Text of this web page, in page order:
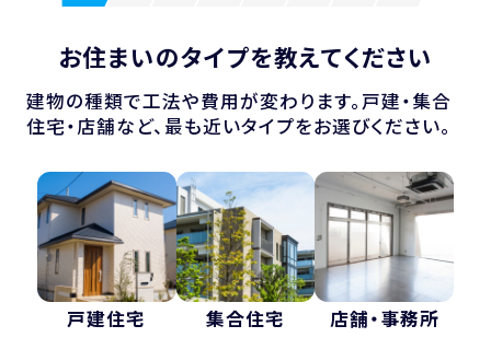
お住まいのタイプを教えてください
建物の種類で工法や費用が変わります。戸建・集合
住宅・店舗など、最も近いタイプをお選びください。
戸建住宅 集合住宅 店舗・事務所